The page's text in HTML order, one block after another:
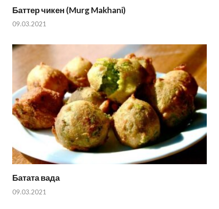
Баттер чикен (Murg Makhani)
09.03.2021
Батата вада
09.03.2021